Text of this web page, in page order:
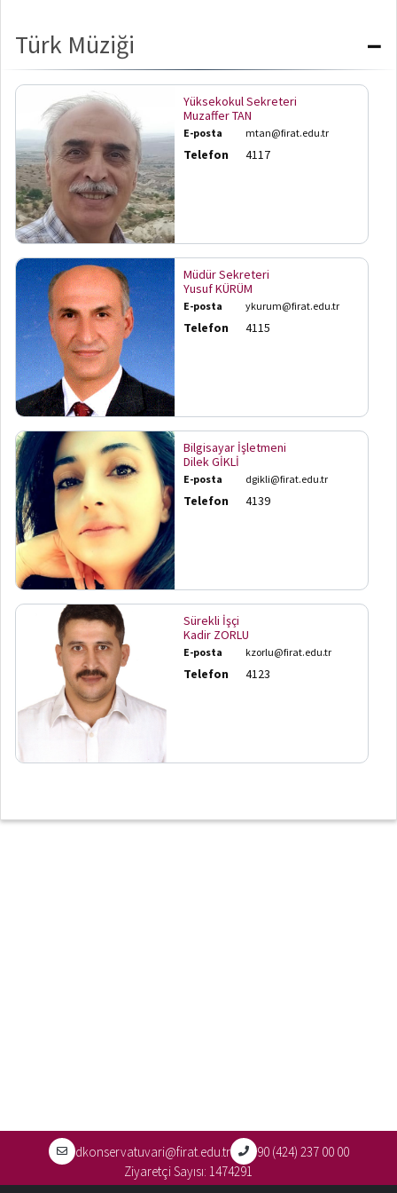
Linkleri
Paketi
F.Ü.
Etkinlikler
Üniversite
Evi
Akademik-
İdari
Disiplin
Soruşturma
Rehberi
RESMİ
YAZIŞMA
KILAVUZU
Kanunların
Durumları
Öğrencilerin
disiplin
işlemleri
Türk Müziği −
Yüksekokul Sekreteri
Muzaffer TAN
E-posta mtan@firat.edu.tr
Telefon 4117
Müdür Sekreteri
Yusuf KÜRÜM
E-posta ykurum@firat.edu.tr
Telefon 4115
Bilgisayar İşletmeni
Dilek GİKLİ
E-posta dgikli@firat.edu.tr
Telefon 4139
Sürekli İşçi
Kadir ZORLU
E-posta kzorlu@firat.edu.tr
Telefon 4123
dkonservatuvari@firat.edu.tr
90 (424) 237 00 00
Ziyaretçi Sayısı: 1474291